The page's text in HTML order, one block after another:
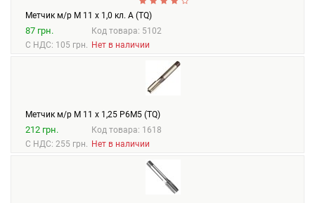
Метчик м/р М 11 х 1,0 кл. А (TQ)
87 грн.
С НДС: 105 грн.
Код товара: 5102
Нет в наличии
Метчик м/р М 11 х 1,25 Р6М5 (TQ)
212 грн.
С НДС: 255 грн.
Код товара: 1618
Нет в наличии